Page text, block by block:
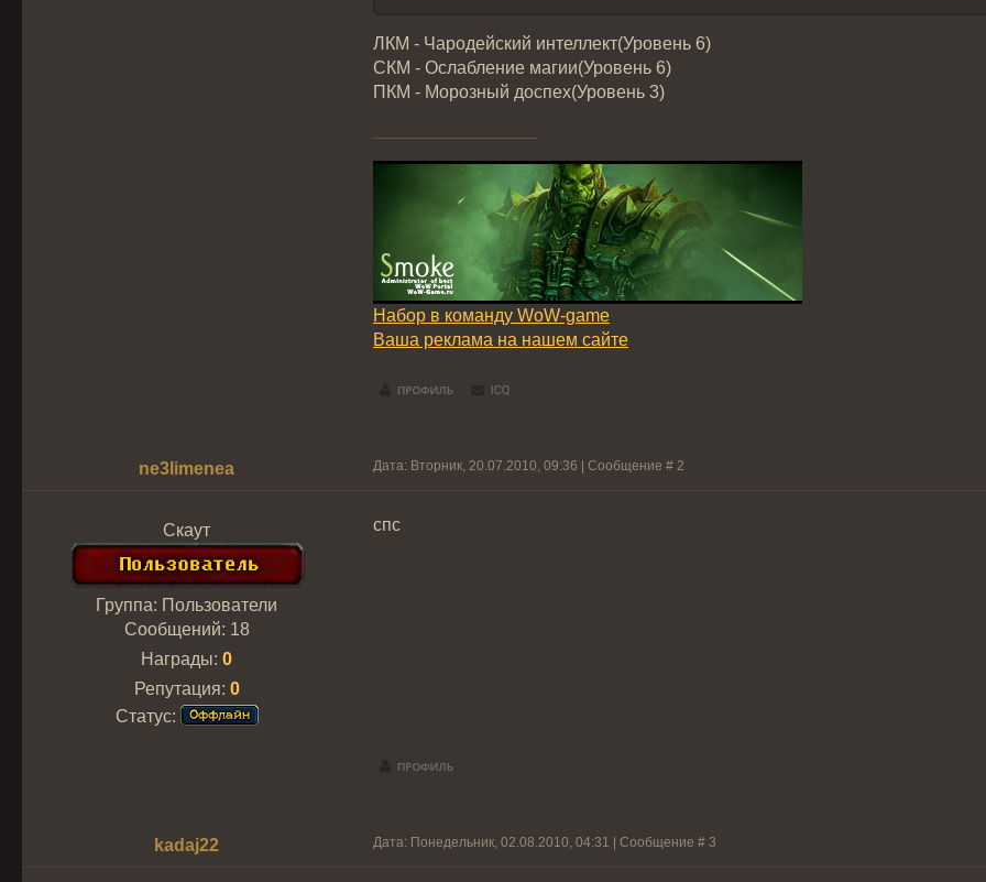
ЛКМ - Чародейский интеллект(Уровень 6)
СКМ - Ослабление магии(Уровень 6)
ПКМ - Морозный доспех(Уровень 3)
Набор в команду WoW-game
Ваша реклама на нашем сайте
ne3limenea Дата: Вторник, 20.07.2010, 09:36 | Сообщение # 2
Скаут
Группа: Пользователи
Сообщений: 18
Награды: 0
Репутация: 0
Статус:
спс
kadaj22 Дата: Понедельник, 02.08.2010, 04:31 | Сообщение # 3